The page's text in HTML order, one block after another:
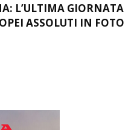
L’ULTIMA GIORNATA
ASSOLUTI IN FOTO